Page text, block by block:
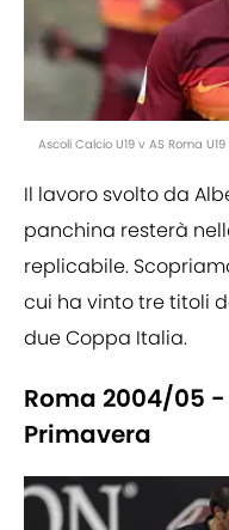
Ascoli Calcio U19 v AS Roma
Il lavoro svolto da
panchina resterà
replicabile.
cui ha vinto tre titoli
due Coppa Italia.
Roma 2004/05
Primavera